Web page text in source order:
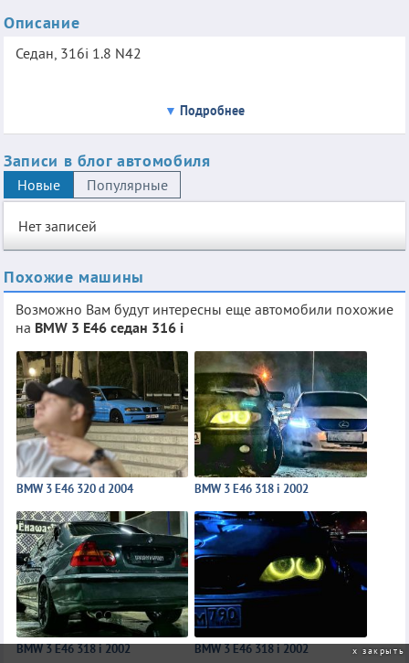
Описание
Седан, 316i 1.8 N42
Подробнее
Записи в блог автомобиля
Новые Популярные
Нет записей
Похожие машины
Возможно Вам будут интересны еще автомобили похожие
на BMW 3 E46 седан 316 i
BMW 3 E46 320 d 2004 BMW 3 E46 318 i 2002
BMW 3 E46 318 i 2002 BMW 3 E46 318 i 2002 закрыть